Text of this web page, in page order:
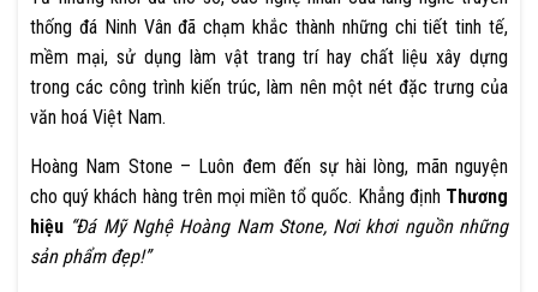
thống đá Ninh Vân đã chạm khắc thành những chi tiết tinh tế,
mềm mại, sử dụng làm vật trang trí hay chất liệu xây dựng
trong các công trình kiến trúc, làm nên một nét đặc trưng của
văn hoá Việt Nam.
Hoàng Nam Stone – Luôn đem đến sự hài lòng, mãn nguyện
cho quý khách hàng trên mọi miền tổ quốc. Khẳng định Thương
hiệu “Đá Mỹ Nghệ Hoàng Nam Stone, Nơi khơi nguồn những
sản phẩm đẹp!”